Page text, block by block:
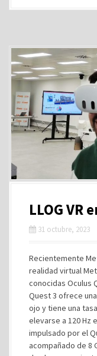
LLOG VR
31 octubre, 2023
Recientemente
realidad virtual
conocidas Oculus
Quest 3 ofrece
ojo y tiene una
elevarse a 120 Hz
impulsado por el
acompañado de 8